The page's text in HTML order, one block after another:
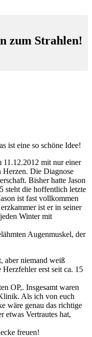
zum Strahlen!
ist eine so schöne Idee!
11.12.2012 mit nur einer
Herzen. Die Diagnose
Bisher hatte Jason
steht die hoffentlich letzte
ist fast vollkommen
ist er in seiner
Winter mit
Augenmuskel, der
aber niemand weiß
Herzfehler erst seit ca. 15
OP,. Insgesamt waren
Als ich von euch
wäre genau das richtige
etwas Vertrautes hat,
freuen!